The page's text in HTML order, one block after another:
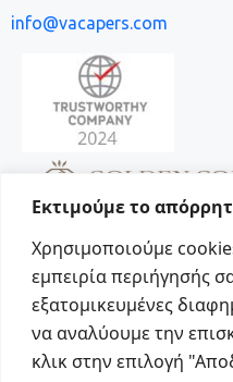
Εκτιμούμε το
Χρησιμοποιούμε
εμπειρία περιήγησής
εξατομικευμένες
να αναλύουμε την
κλικ στην επιλογή
info@vacapers.com
Social